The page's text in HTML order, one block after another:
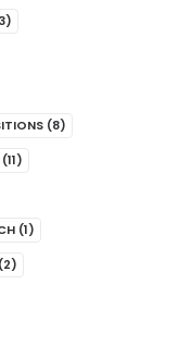
(8)
(11)
(1)
(2)